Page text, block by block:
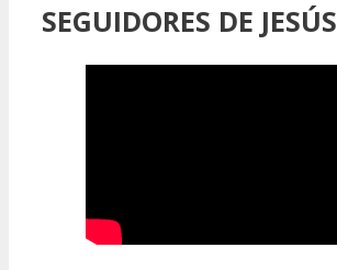
SEGUIDORES DE JESÚS